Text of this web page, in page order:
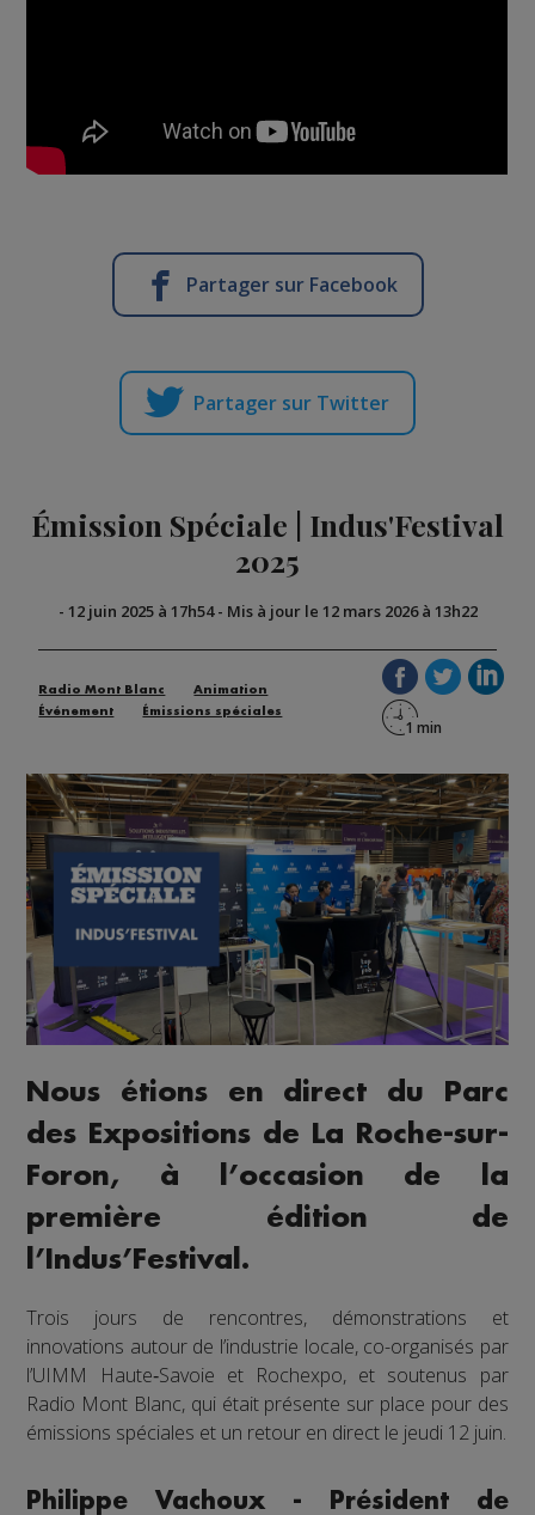
Partager sur Facebook
Partager sur Twitter
Émission Spéciale | Indus'Festival
2025
- 12 juin 2025 à 17h54- Mis à jour le 12 mars 2026 à 13h22
Radio Mont Blanc
Animation
Événement
Émissions spéciales
Nous étions en direct du Parc
des Expositions de La Roche-sur-
Foron, à l’occasion de la
première édition de
l’Indus’Festival.
Trois jours de rencontres, démonstrations et
innovations autour de l’industrie locale, co-organisés par
l’UIMM Haute‑Savoie et Rochexpo, et soutenus par
Radio Mont Blanc, qui était présente sur place pour des
émissions spéciales et un retour en direct le jeudi 12 juin.
Philippe Vachoux - Président de